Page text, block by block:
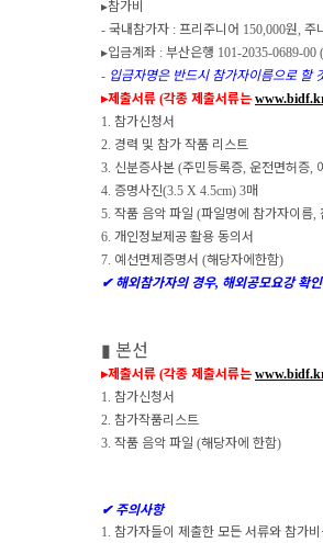
▸참가비
- 국내참가자 : 프리주니어 150,000원, 주
▸입금계좌 : 부산은행 101-2035-0689-00 (
- 입금자명은 반드시 참가자이름으로 할
▸제출서류 (각종 제출서류는
1. 참가신청서
2. 경력 및 참가 작품 리스트
3. 신분증사본 (주민등록증, 운전면허증,
4. 증명사진(3.5 X 4.5cm) 3매
5. 작품 음악 파일 (파일명에 참가자이름,
6. 개인정보제공 활용 동의서
7. 예선면제증명서 (해당자에한함)
✔해외참가자의 경우, 해외공모요강 확인
▮ 본선
▸제출서류 (각종 제출서류는
1. 참가신청서
2. 참가작품리스트
3. 작품 음악 파일 (해당자에 한함)
✔주의사항
1. 참가자들이 제출한 모든 서류와 참가